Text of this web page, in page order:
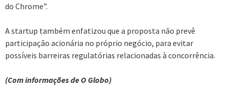
do Chrome”.
A startup também enfatizou que a proposta não prevê
participação acionária no próprio negócio, para evitar
possíveis barreiras regulatórias relacionadas à concorrência.
(Com informações de O Globo)